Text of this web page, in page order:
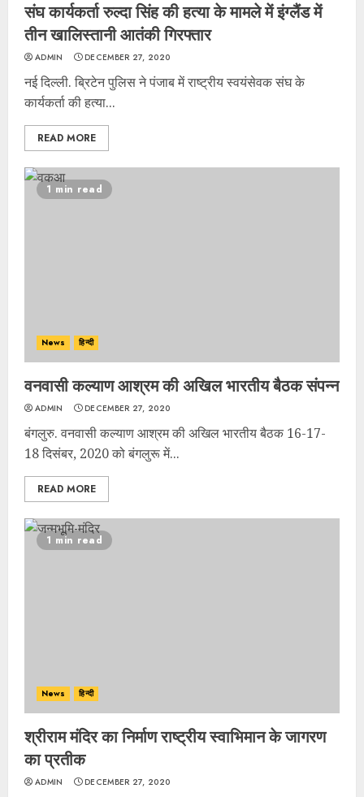
संघ कार्यकर्ता रुल्दा सिंह की हत्या के मामले में इंग्लैंड में
तीन खालिस्तानी आतंकी गिरफ्तार
ADMIN DECEMBER 27, 2020
नई दिल्ली. ब्रिटेन पुलिस ने पंजाब में राष्ट्रीय स्वयंसेवक संघ के
कार्यकर्ता की हत्या...
READ MORE
1 min read
News हिन्दी
वनवासी कल्याण आश्रम की अखिल भारतीय बैठक संपन्न
ADMIN DECEMBER 27, 2020
बंगलुरु. वनवासी कल्याण आश्रम की अखिल भारतीय बैठक 16-17-
18 दिसंबर, 2020 को बंगलुरू में...
READ MORE
1 min read
News हिन्दी
श्रीराम मंदिर का निर्माण राष्ट्रीय स्वाभिमान के जागरण
का प्रतीक
ADMIN DECEMBER 27, 2020